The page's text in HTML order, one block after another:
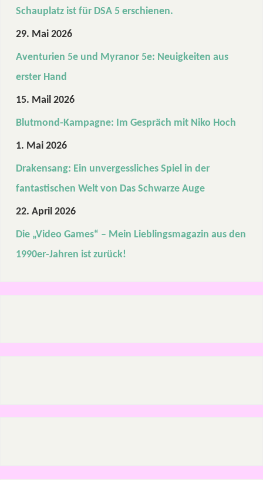
Schauplatz ist für DSA 5 erschienen.
29. Mai 2026
Aventurien 5e und Myranor 5e: Neuigkeiten aus
erster Hand
15. Mail 2026
Blutmond-Kampagne: Im Gespräch mit Niko Hoch
1. Mai 2026
Drakensang: Ein unvergessliches Spiel in der
fantastischen Welt von Das Schwarze Auge
22. April 2026
Die „Video Games“ – Mein Lieblingsmagazin aus den
1990er-Jahren ist zurück!